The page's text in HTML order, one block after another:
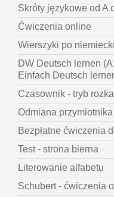
Skróty językowe od A
Ćwiczenia online
Wierszyki po
DW Deutsch lernen
Einfach Deutsch
Czasownik - tryb
Odmiana
Bezpłatne ćwiczenia
Test - strona bierna
Literowanie alfabetu
Schubert - ćwiczenia